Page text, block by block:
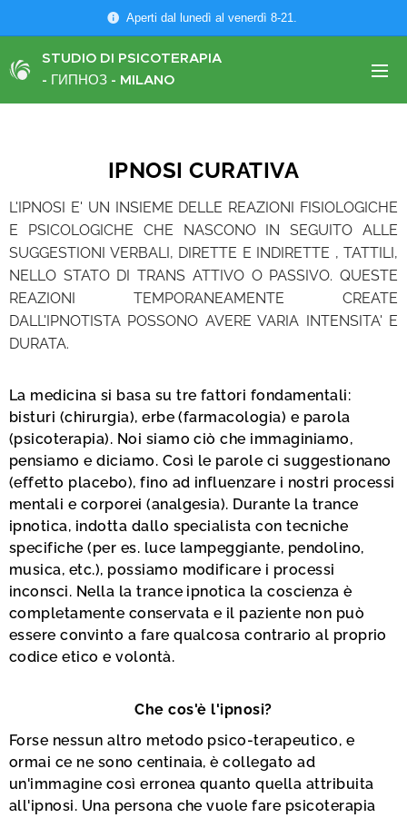
Aperti dal lunedì al venerdì 8-21.
STUDIO DI PSICOTERAPIA
- ГИПНОЗ - MILANO
IPNOSI CURATIVA
L'IPNOSI E' UN INSIEME DELLE REAZIONI FISIOLOGICHE
E PSICOLOGICHE CHE NASCONO IN SEGUITO ALLE
SUGGESTIONI VERBALI, DIRETTE E INDIRETTE , TATTILI,
NELLO STATO DI TRANS ATTIVO O PASSIVO. QUESTE
REAZIONI TEMPORANEAMENTE CREATE
DALL'IPNOTISTA POSSONO AVERE VARIA INTENSITA' E
DURATA.
La medicina si basa su tre fattori fondamentali:
bisturi (chirurgia), erbe (farmacologia) e parola
(psicoterapia). Noi siamo ciò che immaginiamo,
pensiamo e diciamo. Così le parole ci suggestionano
(effetto placebo), fino ad influenzare i nostri processi
mentali e corporei (analgesia). Durante la trance
ipnotica, indotta dallo specialista con tecniche
specifiche (per es. luce lampeggiante, pendolino,
musica, etc.), possiamo modificare i processi
inconsci. Nella la trance ipnotica la coscienza è
completamente conservata e il paziente non può
essere convinto a fare qualcosa contrario al proprio
codice etico e volontà.
Che cos'è l'ipnosi?
Forse nessun altro metodo psico-terapeutico, e
ormai ce ne sono centinaia, è collegato ad
un'immagine così erronea quanto quella attribuita
all'ipnosi. Una persona che vuole fare psicoterapia